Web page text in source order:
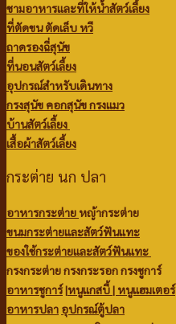
ชามอาหารและที่ให้น้ำสัตว์เลี้ยง
ที่ตัดขน ตัดเล็บ หวี
ถาดรองฉี่สุนัข
ที่นอนสัตว์เลี้ยง
อุปกรณ์สำหรับเดินทาง
กรงสุนัข คอกสุนัข กรงแมว
บ้านสัตว์เลี้ยง
เสื้อผ้าสัตว์เลี้ยง
กระต่าย นก ปลา
อาหารกระต่าย หญ้ากระต่าย
ขนมกระต่ายและสัตว์ฟันแทะ
ของใช้กระต่ายและสัตว์ฟันแทะ
กรงกระต่าย กรงกระรอก กรงชูการ์
อาหารชูการ์|หนูแกสบี้ | หนูแฮมเตอร์
อาหารปลา อุปกรณ์ตู้ปลา